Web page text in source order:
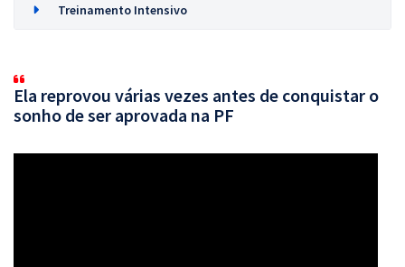
Treinamento Intensivo
Ela reprovou várias vezes antes de conquistar o
sonho de ser aprovada na PF